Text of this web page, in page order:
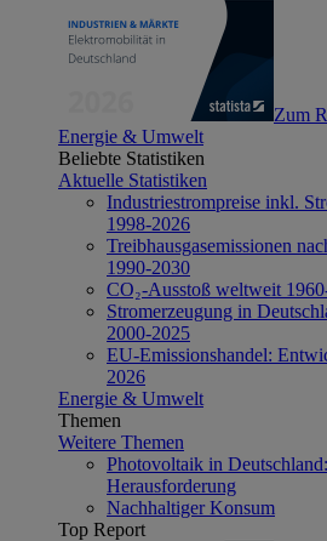
Zum
Energie & Umwelt
Beliebte Statistiken
Aktuelle Statistiken
Industriestrompreise inkl.
1998-2026
Treibhausgasemissionen
1990-2030
CO₂-Ausstoß weltweit
Stromerzeugung in
2000-2025
EU-Emissionshandel:
2026
Energie & Umwelt
Themen
Weitere Themen
Photovoltaik in
Herausforderung
Nachhaltiger Konsum
Top Report